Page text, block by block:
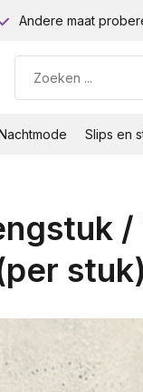
Andere maat
Slips en
stuk)